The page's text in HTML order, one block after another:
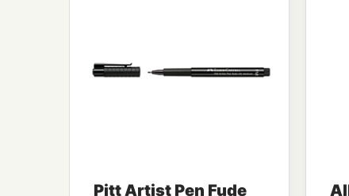
Pitt Artist Pen Fude